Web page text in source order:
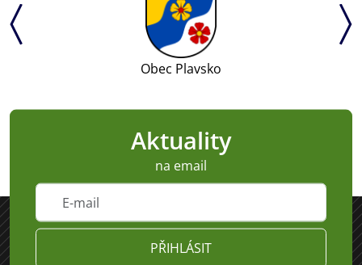
Obec Plavsko
Aktuality
na email
PŘIHLÁSIT